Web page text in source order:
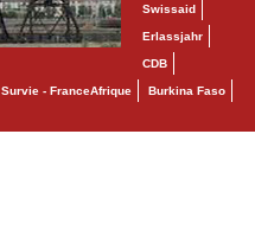
Swissaid
Erlassjahr
CDB
Survie - FranceAfrique Burkina Faso